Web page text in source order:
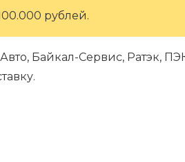
рублей.
Байкал-Сервис, Ратэк,